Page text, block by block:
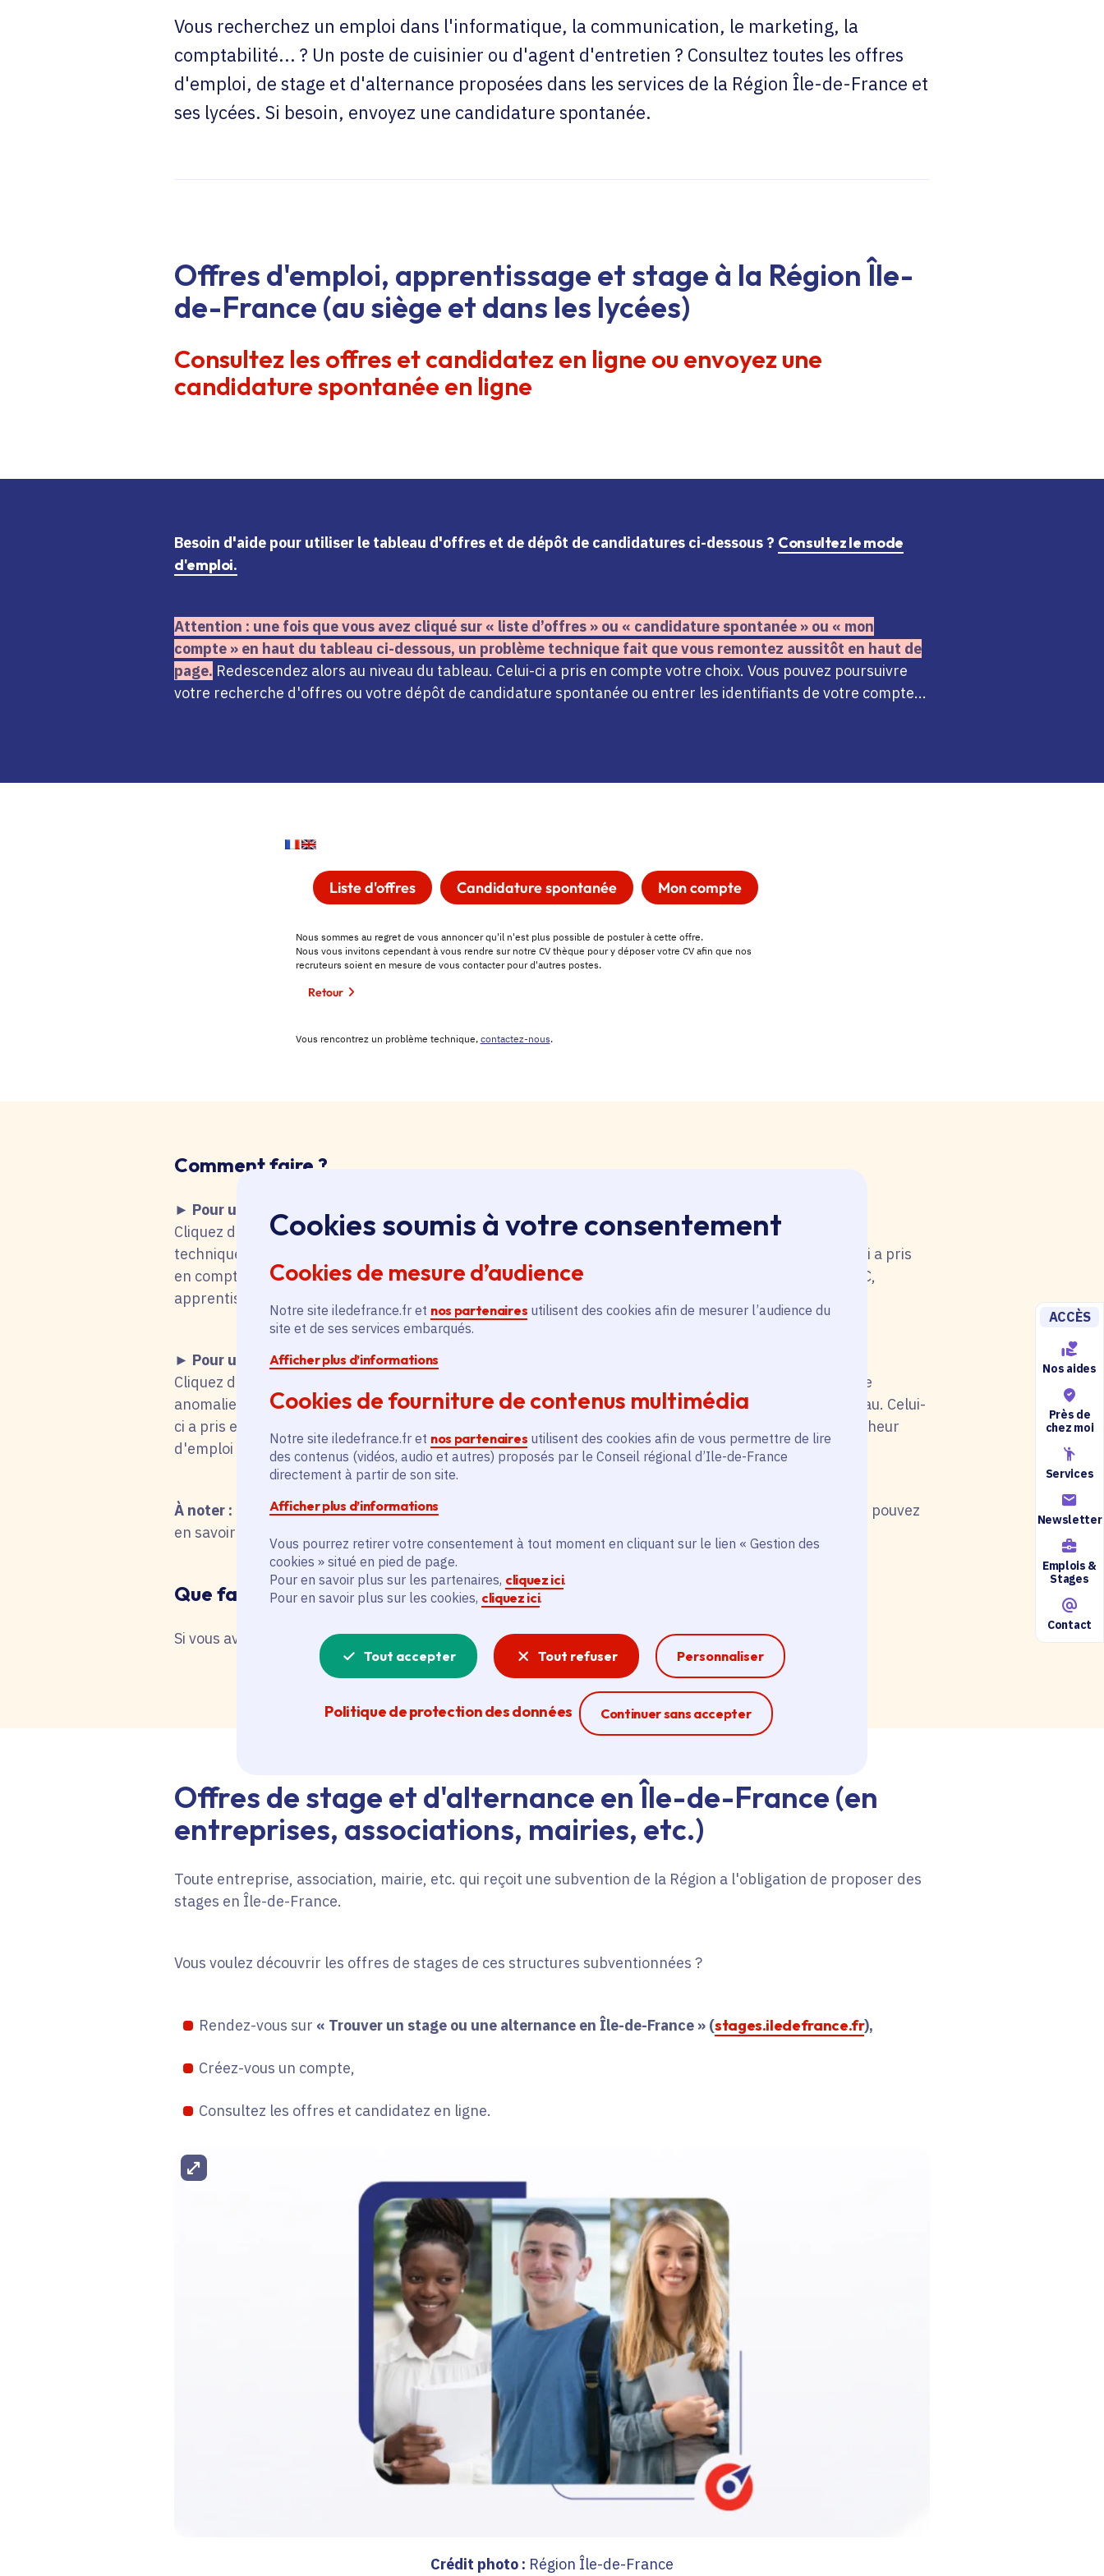
Cookies soumis à votre consentement
Cookies de mesure d’audience
Notre site iledefrance.fr et nos partenaires utilisent des cookies afin de mesurer l’audience du
site et de ses services embarqués.
Afficher plus d’informations
Cookies de fourniture de contenus multimédia
Notre site iledefrance.fr et nos partenaires utilisent des cookies afin de vous permettre de lire
des contenus (vidéos, audio et autres) proposés par le Conseil régional d’Ile-de-France
directement à partir de son site.
Afficher plus d’informations
Vous pourrez retirer votre consentement à tout moment en cliquant sur le lien « Gestion des
cookies » situé en pied de page.
Pour en savoir plus sur les partenaires, cliquez ici.
Pour en savoir plus sur les cookies, cliquez ici.
Tout accepter Tout refuser Personnaliser
Politique de protection des données Continuer sans accepter
Ferme la modale
ACCÈS
Nos aides
Près de
chez moi
Services
Newsletter
Emplois &
Stages
Contact
Vous recherchez un emploi dans l'informatique, la communication, le marketing, la
comptabilité... ? Un poste de cuisinier ou d'agent d'entretien ? Consultez toutes les offres
d'emploi, de stage et d'alternance proposées dans les services de la Région Île-de-France et
ses lycées. Si besoin, envoyez une candidature spontanée.
Offres d'emploi, apprentissage et stage à la Région Île-
de-France (au siège et dans les lycées)
Consultez les offres et candidatez en ligne ou envoyez une
candidature spontanée en ligne
Besoin d'aide pour utiliser le tableau d'offres et de dépôt de candidatures ci-dessous ? Consultez le mode
d'emploi.
Attention : une fois que vous avez cliqué sur « liste d’offres » ou « candidature spontanée » ou « mon
compte » en haut du tableau ci-dessous, un problème technique fait que vous remontez aussitôt en haut de
page. Redescendez alors au niveau du tableau. Celui-ci a pris en compte votre choix. Vous pouvez poursuivre
votre recherche d'offres ou votre dépôt de candidature spontanée ou entrer les identifiants de votre compte...
Comment faire ?
► Pour une recherche d'emploi, apprentissage, stage
Cliquez dans le tableau ci-dessus sur le bouton « Liste d'offres » pour qu'il soit en rouge. Une anomalie
technique fait que vous remontez aussitôt en haut de page. Redescendez au niveau du tableau. Celui-ci a pris
en compte votre choix. Vous pouvez alors faire une recherche par catégorie (emploi de catégorie A/B/C,
apprentissage, stage), mot-clé, filière et département (75, 77, 78, 91, 92, 93, 94, 95).
► Pour une candidature spontanée
Cliquez dans le tableau ci-dessus sur le bouton « Candidature spontanée » pour qu'il soit en rouge. Une
anomalie technique fait que vous remontez aussitôt en haut de page. Redescendez au niveau du tableau. Celui-
ci a pris en compte votre choix. Vous pouvez alors sélectionner siège ou lycées et votre situation (chercheur
d'emploi titulaire de la fonction publique ou non, apprenti, stagiaire) et candidatez.
À noter :
pour une recherche d'emploi au siège de la Région ou dans les lycées, avant de postuler, vous pouvez
en savoir plus en interrogeant nos agents Ambassadeurs.
Que faire en cas de problème technique ?
Si vous avez besoin d'une assistance technique, écrivez-nous en utilisantle formulaire accessible ici.
Offres de stage et d'alternance en Île-de-France (en
entreprises, associations, mairies, etc.)
Toute entreprise, association, mairie, etc. qui reçoit une subvention de la Région a l'obligation de proposer des
stages en Île-de-France.
Vous voulez découvrir les offres de stages de ces structures subventionnées ?
Rendez-vous sur « Trouver un stage ou une alternance en Île-de-France » (stages.iledefrance.fr),
Créez-vous un compte,
Consultez les offres et candidatez en ligne.
Agrandir l'image
Crédit photo : Région Île-de-France